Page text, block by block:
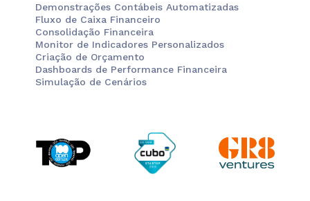
Demonstrações Contábeis Automatizadas
Fluxo de Caixa Financeiro
Consolidação Financeira
Monitor de Indicadores Personalizados
Criação de Orçamento
Dashboards de Performance Financeira
Simulação de Cenários